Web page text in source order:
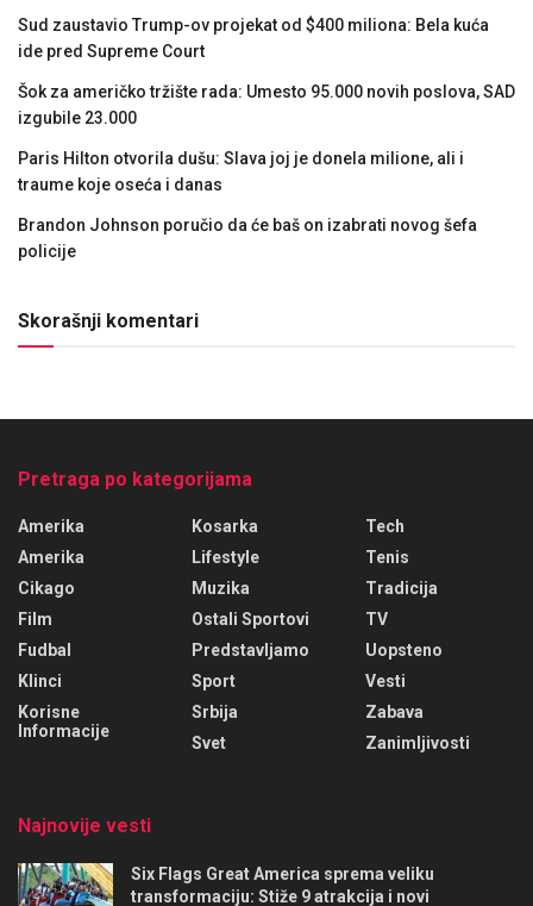
Sud zaustavio Trump-ov projekat od $400 miliona: Bela kuća
ide pred Supreme Court
Šok za američko tržište rada: Umesto 95.000 novih poslova, SAD
izgubile 23.000
Paris Hilton otvorila dušu: Slava joj je donela milione, ali i
traume koje oseća i danas
Brandon Johnson poručio da će baš on izabrati novog šefa
policije
Skorašnji komentari
Pretraga po kategorijama
Amerika
Amerika
Cikago
Film
Fudbal
Klinci
Korisne
Informacije
Kosarka
Lifestyle
Muzika
Ostali Sportovi
Predstavljamo
Sport
Srbija
Svet
Tech
Tenis
Tradicija
TV
Uopsteno
Vesti
Zabava
Zanimljivosti
Najnovije vesti
Six Flags Great America sprema veliku
transformaciju: Stiže 9 atrakcija i novi